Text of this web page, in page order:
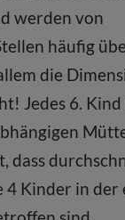
werden von
häufig
die
Jedes 6.
dass
4 Kinder in der